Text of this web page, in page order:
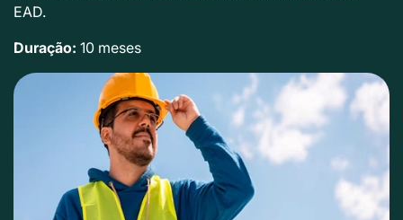
EAD.
Duração: 10 meses